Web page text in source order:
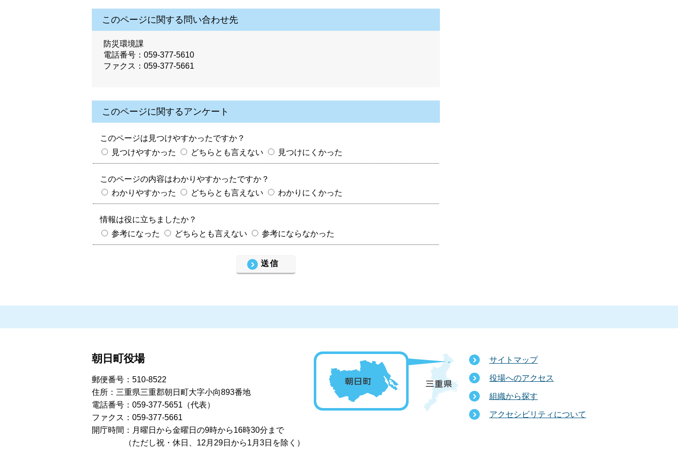
このページに関する問い合わせ先
防災環境課
電話番号：059-377-5610
ファクス：059-377-5661
このページに関するアンケート
このページは見つけやすかったですか？
見つけやすかった
どちらとも言えない 見つけにくかった
このページの内容はわかりやすかったですか？
わかりやすかった
どちらとも言えない わかりにくかった
情報は役に立ちましたか？
参考になった
どちらとも言えない 参考にならなかった
朝日町役場
郵便番号：510-8522
住所：三重県三重郡朝日町大字小向893番地
電話番号：059-377-5651（代表）
ファクス：059-377-5661
開庁時間：月曜日から金曜日の9時から16時30分まで
（ただし祝・休日、12月29日から1月3日を除く）
サイトマップ
役場へのアクセス
組織から探す
アクセシビリティについて